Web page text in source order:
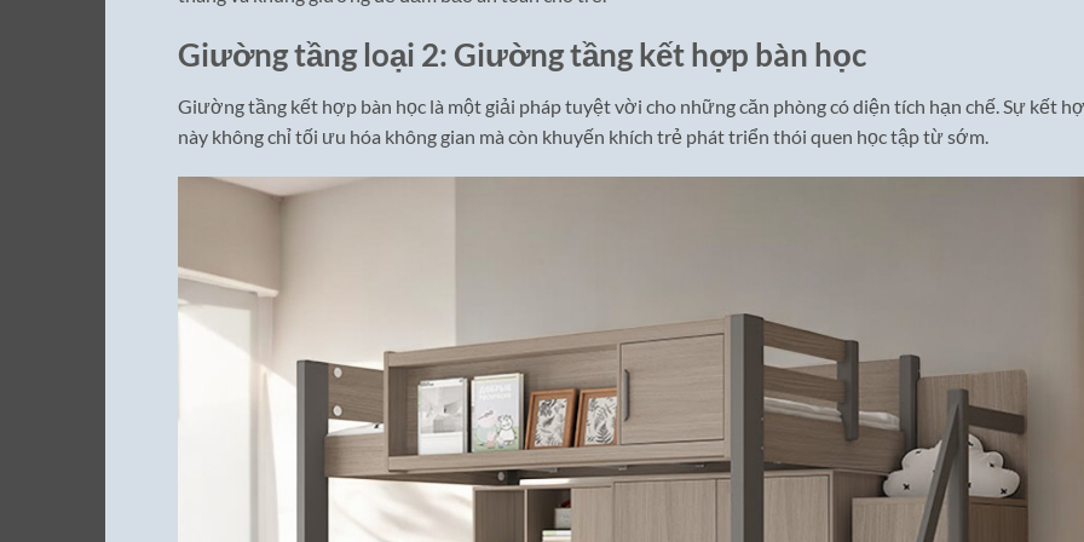
Giường tầng loại 2: Giường tầng kết hợp bàn học
Giường tầng kết hợp bàn học là một giải pháp tuyệt vời cho những căn phòng có diện tích hạn chế. Sự kết
này không chỉ tối ưu hóa không gian mà còn khuyến khích trẻ phát triển thói quen học tập từ sớm.